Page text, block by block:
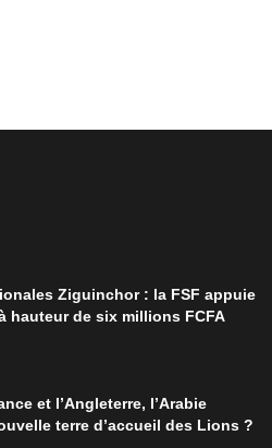
Ziguinchor : la FSF appuie
hauteur de six millions FCFA
et l’Angleterre, l’Arabie
terre d’accueil des Lions ?